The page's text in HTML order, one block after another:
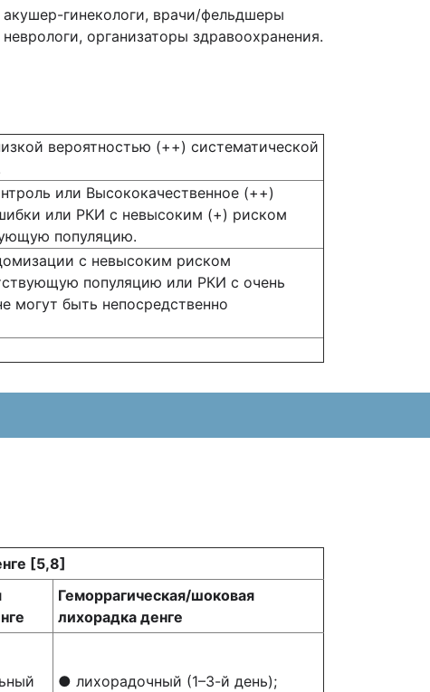
гинекологи, врачи/фельдшеры
организаторы здравоохранения.
вероятностью (++) систематической
или Высококачественное (++)
или РКИ с невысоким (+) риском
популяцию.
с невысоким риском
популяцию или РКИ с очень
могут быть непосредственно
[5,8]
Геморрагическая/шоковая
лихорадка денге
● лихорадочный (1–3-й день);